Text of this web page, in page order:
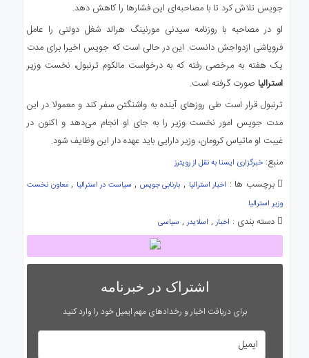
جویس تلاش کرد تا با مصاحبه‌ای این فشارها را کاهش دهد.
او در مصاحبه با روزنامه سیدنی مورنینگ هرالد شغل دولتی را عامل
فروپاشی ازدواجش دانست. این در حالی است که جویس اخیرا برای مدت
یک هفته‌ به مرخصی رفته که به درخواست مالکوم ترنبول، نخست وزیر
استرالیا صورت گرفته است.
ترنبول قرار است طی روزهای آینده به واشنگتن سفر کند و معمولا در این
مدت جویس امور نخست وزیر را به جای او انجام می‌دهد و اکنون در
غیبت او ماتیاس کرومان، وزیر دارایی باید عهده دار این وظایف شود.
منبع: خبرگزاری ایسنا به نقل از رویترز
برچسب ها : اخبار استرالیا , بارنابی جویس , سیاست در استرالیا ,معاون نخست
وزیر استرالیا
دسته بندی : اخبار, اسلایدر, سیاسی
اشتراک در خبرنامه
برای دریافت اخبار و رخدادهای مهم ایمیل خود را وارد کنید